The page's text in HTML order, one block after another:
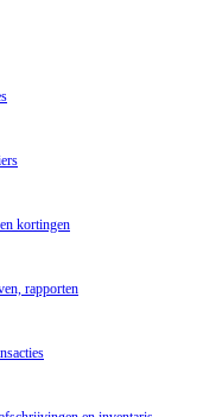
kortingen
rapporten